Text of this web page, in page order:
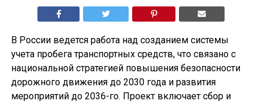
В России ведется работа над созданием системы
учета пробега транспортных средств, что связано с
национальной стратегией повышения безопасности
дорожного движения до 2030 года и развития
мероприятий до 2036-го. Проект включает сбор и